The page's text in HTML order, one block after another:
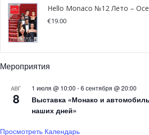
провокатор Хельмут Ньютон, богатая
национального музея Монако —
вдохновение буквально отовсюду.
эксклюзивные экспонаты, например,
«Омар и осьминог» Матюрена Мею,
радиолярии работы Констана Ру и
Hello Monaco №12 Лето –
€19.00
Мероприятия
АВГ
8
1 июля @ 10:00 -6 сентября @ 20:00
Выставка «Монако и
наших дней»
Просмотреть Календарь